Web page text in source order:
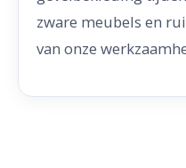
zware meubels en
van onze